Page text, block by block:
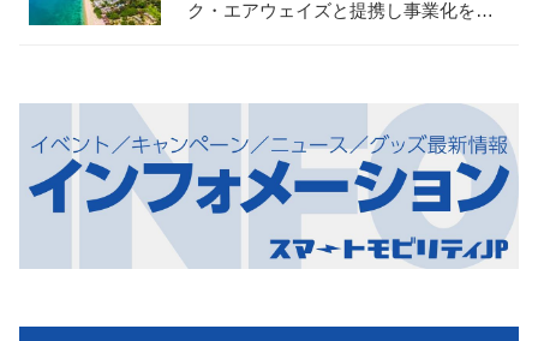
ク・エアウェイズと提携し事業化を目